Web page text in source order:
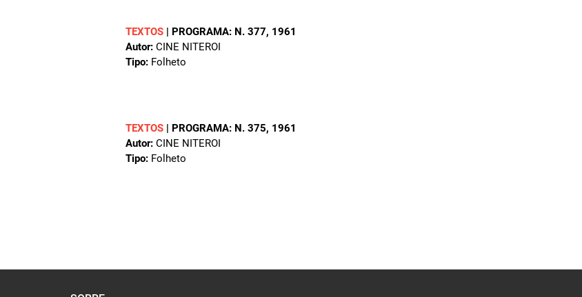
TEXTOS | PROGRAMA: N. 377, 1961
Autor: CINE NITEROI
Tipo: Folheto
TEXTOS | PROGRAMA: N. 375, 1961
Autor: CINE NITEROI
Tipo: Folheto